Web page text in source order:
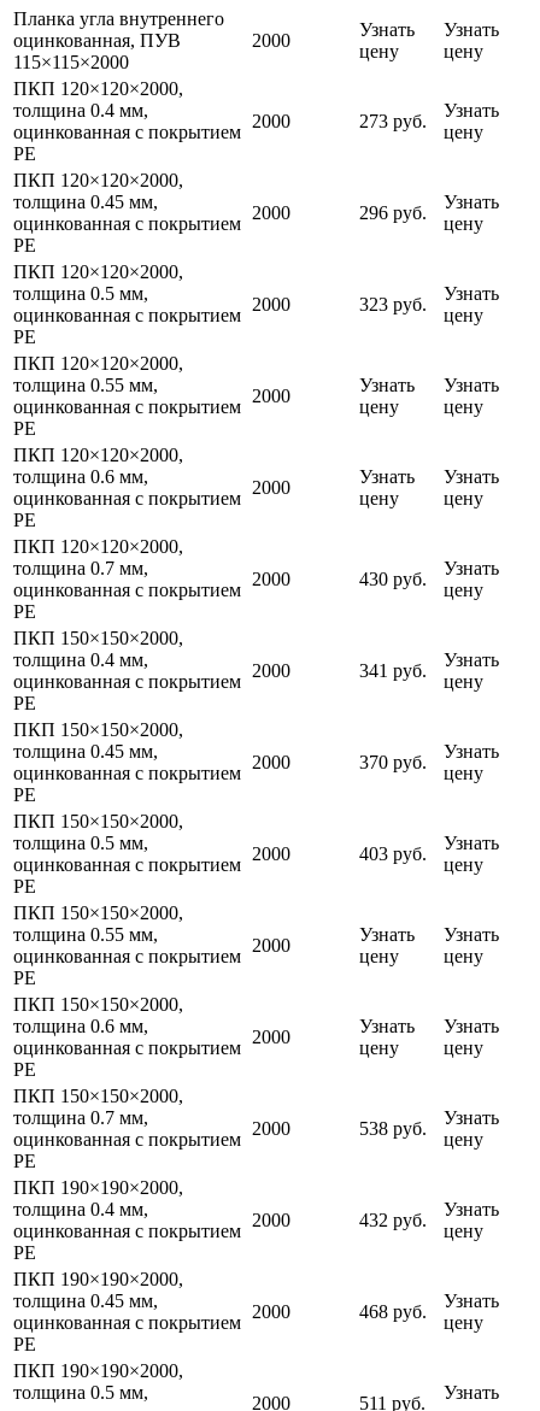
Планка угла внутреннего
оцинкованная, ПУВ
115×115×2000
2000
Узнать
цену
Узнать
цену
ПКП 120×120×2000,
толщина 0.4 мм,
оцинкованная с покрытием
PE
2000 273 руб.
Узнать
цену
ПКП 120×120×2000,
толщина 0.45 мм,
оцинкованная с покрытием
PE
2000 296 руб.
Узнать
цену
ПКП 120×120×2000,
толщина 0.5 мм,
оцинкованная с покрытием
PE
2000 323 руб.
Узнать
цену
ПКП 120×120×2000,
толщина 0.55 мм,
оцинкованная с покрытием
PE
2000
Узнать
цену
Узнать
цену
ПКП 120×120×2000,
толщина 0.6 мм,
оцинкованная с покрытием
PE
2000
Узнать
цену
Узнать
цену
ПКП 120×120×2000,
толщина 0.7 мм,
оцинкованная с покрытием
PE
2000 430 руб.
Узнать
цену
ПКП 150×150×2000,
толщина 0.4 мм,
оцинкованная с покрытием
PE
2000 341 руб.
Узнать
цену
ПКП 150×150×2000,
толщина 0.45 мм,
оцинкованная с покрытием
PE
2000 370 руб.
Узнать
цену
ПКП 150×150×2000,
толщина 0.5 мм,
оцинкованная с покрытием
PE
2000 403 руб.
Узнать
цену
ПКП 150×150×2000,
толщина 0.55 мм,
оцинкованная с покрытием
PE
2000
Узнать
цену
Узнать
цену
ПКП 150×150×2000,
толщина 0.6 мм,
оцинкованная с покрытием
PE
2000
Узнать
цену
Узнать
цену
ПКП 150×150×2000,
толщина 0.7 мм,
оцинкованная с покрытием
PE
2000 538 руб.
Узнать
цену
ПКП 190×190×2000,
толщина 0.4 мм,
оцинкованная с покрытием
PE
2000 432 руб.
Узнать
цену
ПКП 190×190×2000,
толщина 0.45 мм,
оцинкованная с покрытием
PE
2000 468 руб.
Узнать
цену
ПКП 190×190×2000,
толщина 0.5 мм,
2000 511 руб.
Узнать